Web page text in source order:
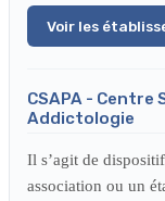
Voir les
CSAPA -
Addictologie
Il s’agit de
association ou un